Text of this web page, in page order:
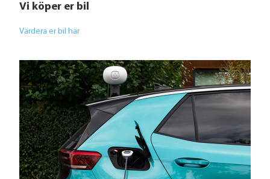
Vi köper er bil
Värdera er bil här